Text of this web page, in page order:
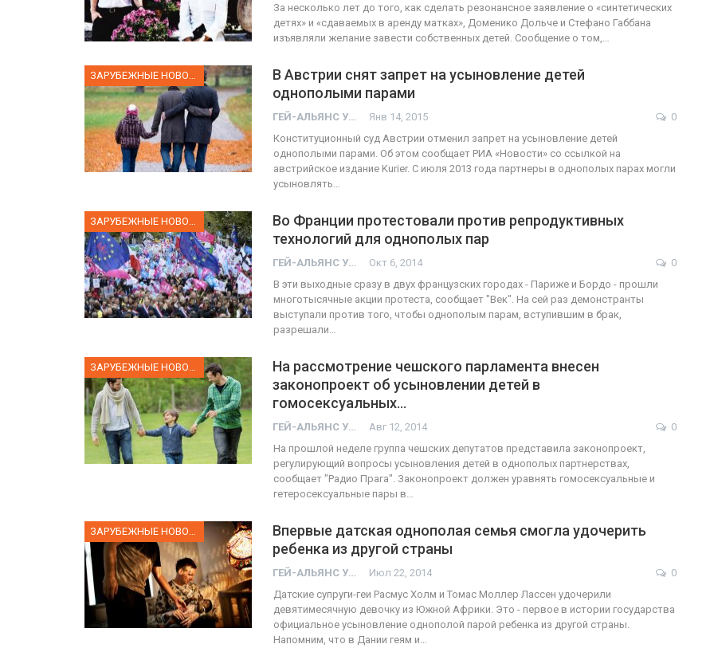
За несколько лет до того, как сделать резонансное заявление о «синтетических
детях» и «сдаваемых в аренду матках», Доменико Дольче и Стефано Габбана
изъявляли желание завести собственных детей. Сообщение о том,…
В Австрии снят запрет на усыновление детей
однополыми парами
ГЕЙ-АЛЬЯНС УКРАИНА Янв 14, 2015
0
Конституционный суд Австрии отменил запрет на усыновление детей
однополыми парами. Об этом сообщает РИА «Новости» со ссылкой на
австрийское издание Kurier. С июля 2013 года партнеры в однополых парах могли
усыновлять…
Во Франции протестовали против репродуктивных
технологий для однополых пар
ГЕЙ-АЛЬЯНС УКРАИНА Окт 6, 2014
0
В эти выходные сразу в двух французских городах - Париже и Бордо - прошли
многотысячные акции протеста, сообщает "Век". На сей раз демонстранты
выступали против того, чтобы однополым парам, вступившим в брак,
разрешали…
На рассмотрение чешского парламента внесен
законопроект об усыновлении детей в
гомосексуальных…
ГЕЙ-АЛЬЯНС УКРАИНА Авг 12, 2014
0
На прошлой неделе группа чешских депутатов представила законопроект,
регулирующий вопросы усыновления детей в однополых партнерствах,
сообщает "Радио Прага". Законопроект должен уравнять гомосексуальные и
гетеросексуальные пары в…
Впервые датская однополая семья смогла удочерить
ребенка из другой страны
ГЕЙ-АЛЬЯНС УКРАИНА Июл 22, 2014
0
Датские супруги-геи Расмус Холм и Томас Моллер Лассен удочерили
девятимесячную девочку из Южной Африки. Это - первое в истории государства
официальное усыновление однополой парой ребенка из другой страны.
Напомним, что в Дании геям и…